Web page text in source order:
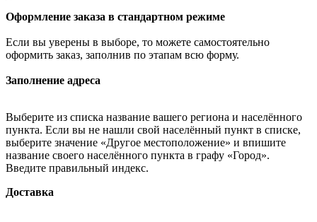
Оформление заказа в стандартном режиме
Если вы уверены в выборе, то можете самостоятельно
оформить заказ, заполнив по этапам всю форму.
Заполнение адреса
Выберите из списка название вашего региона и населённого
пункта. Если вы не нашли свой населённый пункт в списке,
выберите значение «Другое местоположение» и впишите
название своего населённого пункта в графу «Город».
Введите правильный индекс.
Доставка